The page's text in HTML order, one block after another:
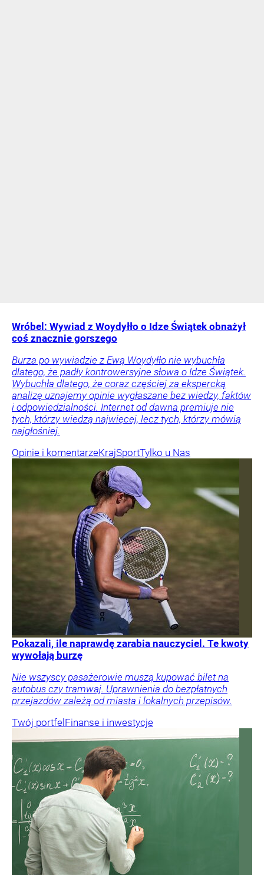
Wróbel: Wywiad z Woydyłło o Idze Świątek obnażył
coś znacznie gorszego
Burza po wywiadzie z Ewą Woydyłło nie wybuchła
dlatego, że padły kontrowersyjne słowa o Idze Świątek.
Wybuchła dlatego, że coraz częściej za ekspercką
analizę uznajemy opinie wygłaszane bez wiedzy, faktów
i odpowiedzialności. Internet od dawna premiuje nie
tych, którzy wiedzą najwięcej, lecz tych, którzy mówią
najgłośniej.
Opinie i komentarzeKrajSportTylko u Nas
Pokazali, ile naprawdę zarabia nauczyciel. Te kwoty
wywołają burzę
Nie wszyscy pasażerowie muszą kupować bilet na
autobus czy tramwaj. Uprawnienia do bezpłatnych
przejazdów zależą od miasta i lokalnych przepisów.
Twój portfel Finanse i inwestycje